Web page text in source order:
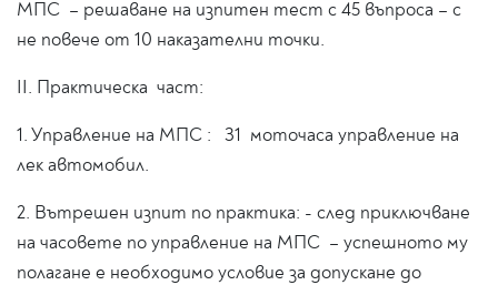
МПС – решаване на изпитен тест с 45 въпроса – с
не повече от 10 наказателни точки.
II. Практическа част:
1. Управление на МПС : 31 моточаса управление на
лек автомобил.
2. Вътрешен изпит по практика: - след приключване
на часовете по управление на МПС – успешното му
полагане е необходимо условие за допускане до